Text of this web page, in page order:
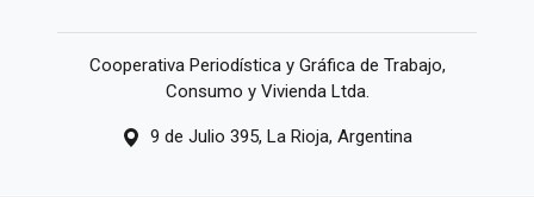
Cooperativa Periodística y Gráfica de Trabajo,
Consumo y Vivienda Ltda.
9 de Julio 395, La Rioja, Argentina